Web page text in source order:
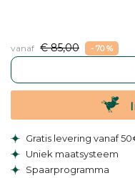
vanaf € 85,00 - 70 %
Gratis levering vanaf
Uniek maatsysteem
Spaarprogramma